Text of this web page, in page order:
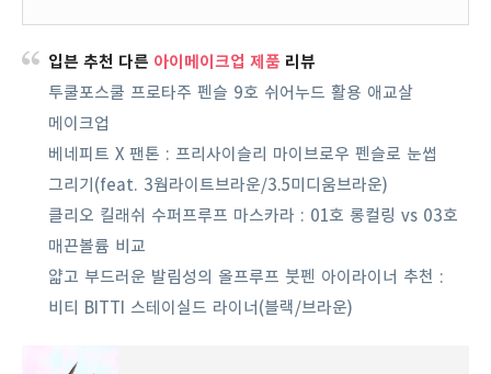
입븐 추천 다른 아이메이크업 제품 리뷰
투쿨포스쿨 프로타주 펜슬 9호 쉬어누드 활용 애교살
메이크업
베네피트 X 팬톤 : 프리사이슬리 마이브로우 펜슬로 눈썹
그리기(feat. 3웜라이트브라운/3.5미디움브라운)
클리오 킬래쉬 수퍼프루프 마스카라 : 01호 롱컬링 vs 03호
매끈볼륨 비교
얇고 부드러운 발림성의 올프루프 붓펜 아이라이너 추천 :
비티 BITTI 스테이실드 라이너(블랙/브라운)